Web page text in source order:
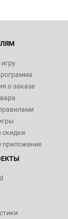
о заказе
скидки
приложение